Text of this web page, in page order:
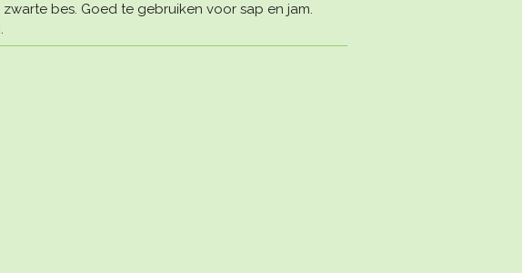
bes. Goed te gebruiken voor sap en jam.